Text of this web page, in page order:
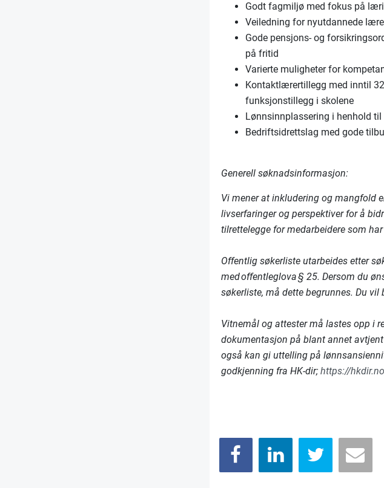
Godt fagmiljø med fokus på
Veiledning for nyutdannede
Gode pensjons- og
på fritid
Varierte muligheter for
Kontaktlærertillegg med inntil
funksjonstillegg i skolene
Lønnsinnplassering i henhold
Bedriftsidrettslag med gode
Generell søknadsinformasjon:
Vi mener at inkludering og mangfold
livserfaringer og perspektiver for å
tilrettelegge for medarbeidere som
Offentlig søkerliste utarbeides etter
med offentleglova § 25. Dersom du
søkerliste, må dette begrunnes. Du
Vitnemål og attester må lastes opp i
dokumentasjon på blant annet
også kan gi uttelling på
godkjenning fra HK-dir;https://